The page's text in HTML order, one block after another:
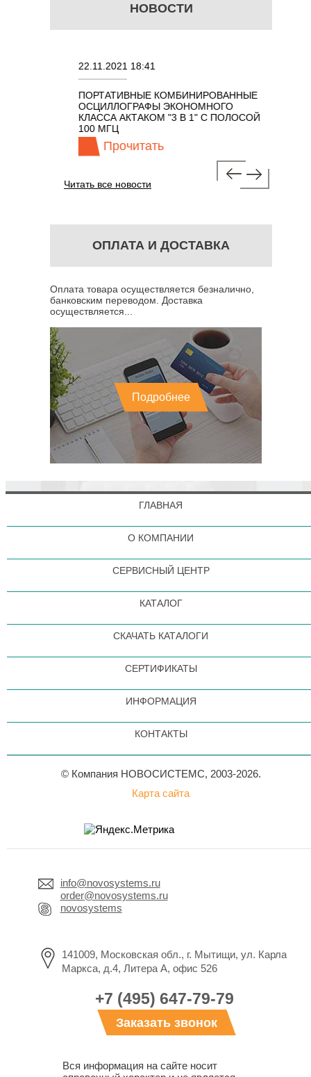
НОВОСТИ
22.11.2021 18:41
ПОРТАТИВНЫЕ КОМБИНИРОВАННЫЕ
ОСЦИЛЛОГРАФЫ ЭКОНОМНОГО
КЛАССА АКТАКОМ "3 В 1" С ПОЛОСОЙ
100 МГЦ
Прочитать
Читать все новости
ОПЛАТА И ДОСТАВКА
Оплата товара осуществляется безналично,
банковским переводом. Доставка
осуществляется...
Подробнее
ГЛАВНАЯ
О КОМПАНИИ
СЕРВИСНЫЙ ЦЕНТР
КАТАЛОГ
СКАЧАТЬ КАТАЛОГИ
СЕРТИФИКАТЫ
ИНФОРМАЦИЯ
КОНТАКТЫ
© Компания НОВОСИСТЕМС, 2003-2026.
Карта сайта
info@novosystems.ru
order@novosystems.ru
novosystems
141009, Московская обл., г. Мытищи, ул. Карла
Маркса, д.4, Литера А, офис 526
+7 (495) 647-79-79
Заказать звонок
Вся информация на сайте носит